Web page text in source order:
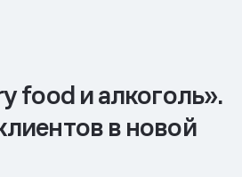
food и алкоголь».
в новой